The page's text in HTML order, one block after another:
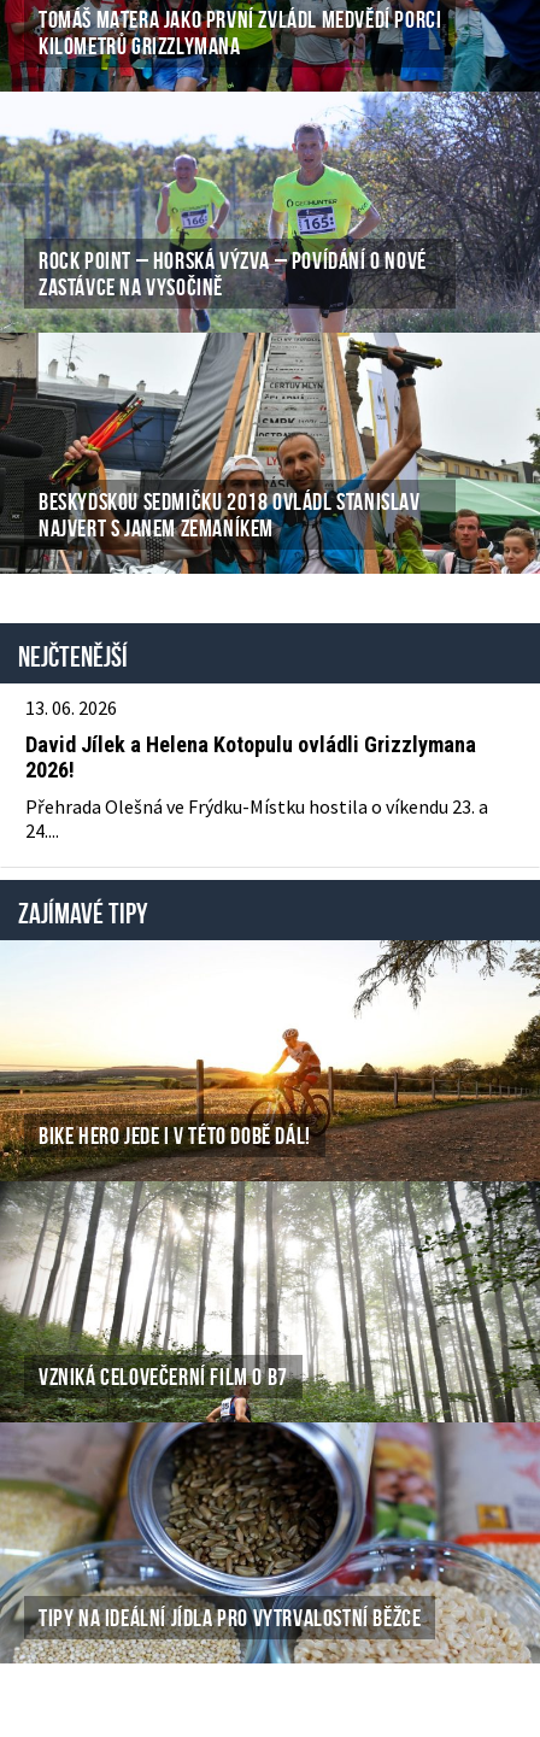
TOMÁŠ MATERA JAKO PRVNÍ ZVLÁDL MEDVĚDÍ PORCI
KILOMETRŮ GRIZZLYMANA
ROCK POINT – HORSKÁ VÝZVA – POVÍDÁNÍ O NOVÉ
ZASTÁVCE NA VYSOČINĚ
BESKYDSKOU SEDMIČKU 2018 OVLÁDL STANISLAV
NAJVERT S JANEM ZEMANÍKEM
Nejčtenější
13. 06. 2026
David Jílek a Helena Kotopulu ovládli Grizzlymana
2026!
Přehrada Olešná ve Frýdku-Místku hostila o víkendu 23. a
24....
ZAJÍMAVÉ TIPY
BIKE HERO JEDE I V TÉTO DOBĚ DÁL!
VZNIKÁ CELOVEČERNÍ FILM O B7
TIPY NA IDEÁLNÍ JÍDLA PRO VYTRVALOSTNÍ BĚŽCE